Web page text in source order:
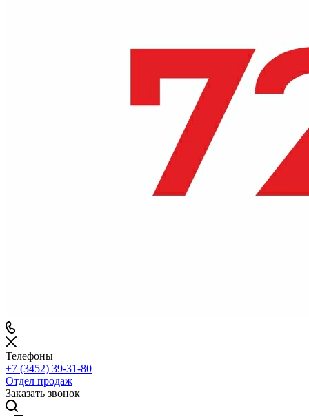
Телефоны
+7 (3452) 39-31-80
Отдел продаж
Заказать звонок